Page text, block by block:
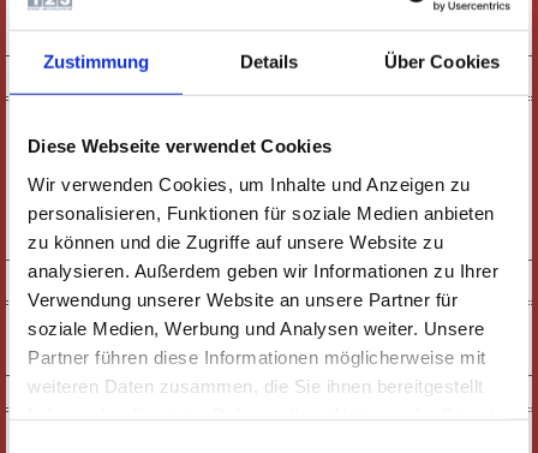
Zustimmung Details Über Cookies
Diese Webseite verwendet Cookies
Wir verwenden Cookies, um Inhalte und Anzeigen zu
personalisieren, Funktionen für soziale Medien anbieten
zu können und die Zugriffe auf unsere Website zu
analysieren. Außerdem geben wir Informationen zu Ihrer
Verwendung unserer Website an unsere Partner für
soziale Medien, Werbung und Analysen weiter. Unsere
Partner führen diese Informationen möglicherweise mit
weiteren Daten zusammen, die Sie ihnen bereitgestellt
E-PAPER
ZUM FILM
SOCIAL MEDIA
NEWSLETTER